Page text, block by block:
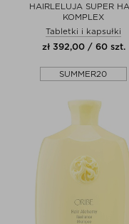
HAIRLELUJA SUPER
KOMPLEX
Tabletki i kapsułki
zł 392,00 / 60 szt.
SUMMER20